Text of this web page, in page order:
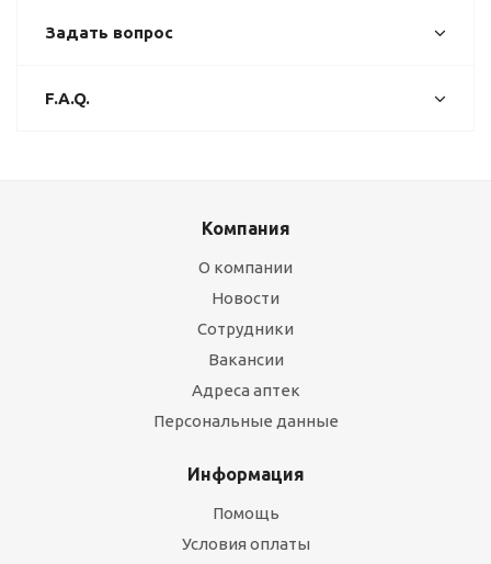
Задать вопрос
F.A.Q.
Компания
О компании
Новости
Сотрудники
Вакансии
Адреса аптек
Персональные данные
Информация
Помощь
Условия оплаты